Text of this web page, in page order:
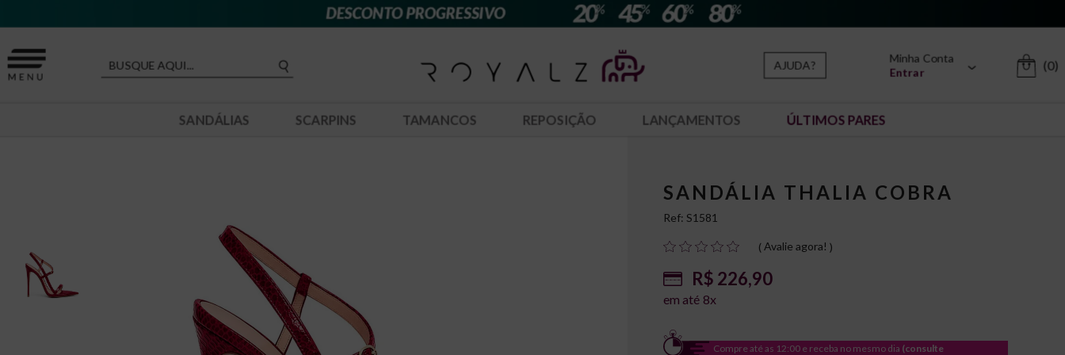
AJUDA?
Minha Conta
Entrar
(0)
SANDÁLIAS SCARPINS TAMANCOS REPOSIÇÃO LANÇAMENTOS ÚLTIMOS PARES
SANDÁLIA THALIA COBRA
Ref:S1581
Avalie agora!
R$ 226,90
8x
Compre até as 12:00 e receba no mesmo dia (consulte